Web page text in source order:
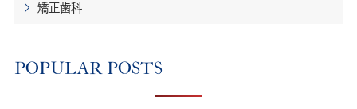
矯正歯科
POPULAR POSTS